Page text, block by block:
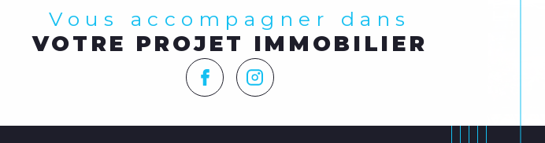
Vous accompagner dans
VOTRE PROJET IMMOBILIER